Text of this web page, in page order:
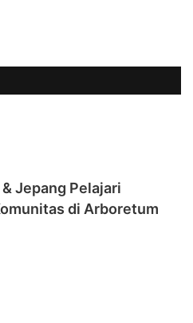
Jepang Pelajari
di Arboretum